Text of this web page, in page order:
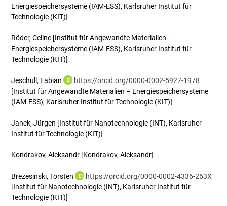
Energiespeichersysteme (IAM-ESS), Karlsruher Institut für
Technologie (KIT)]
Röder, Celine [Institut für Angewandte Materialien –
Energiespeichersysteme (IAM-ESS), Karlsruher Institut für
Technologie (KIT)]
Jeschull, Fabian
https://orcid.org/0000-0002-5927-1978
[Institut für Angewandte Materialien – Energiespeichersysteme
(IAM-ESS), Karlsruher Institut für Technologie (KIT)]
Janek, Jürgen [Institut für Nanotechnologie (INT), Karlsruher
Institut für Technologie (KIT)]
Kondrakov, Aleksandr [Kondrakov, Aleksandr]
Brezesinski, Torsten
https://orcid.org/0000-0002-4336-263X
[Institut für Nanotechnologie (INT), Karlsruher Institut für
Technologie (KIT)]